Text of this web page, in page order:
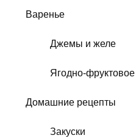
Варенье
Джемы и желе
Ягодно-фруктовое
Домашние рецепты
Закуски